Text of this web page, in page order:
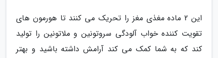
این 2 ماده مغذی مغز را تحریک می کنند تا هورمون های
تقویت کننده خواب آلودگی سروتونین و ملاتونین را تولید
کند که به شما کمک می کند آرامش داشته باشید و بهتر